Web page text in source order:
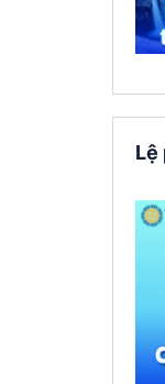
Visa Ấn
Visa
Lệ